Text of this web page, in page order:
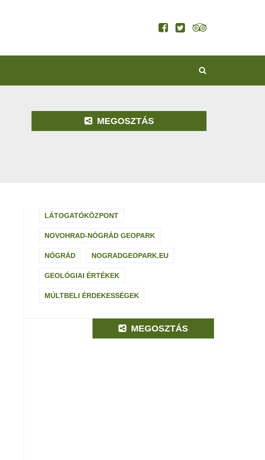
MEGOSZTÁS
LÁTOGATÓKÖZPONT
NOVOHRAD-NÓGRÁD GEOPARK
NÓGRÁD NOGRADGEOPARK.EU
GEOLÓGIAI ÉRTÉKEK
MÚLTBELI ÉRDEKESSÉGEK
MEGOSZTÁS